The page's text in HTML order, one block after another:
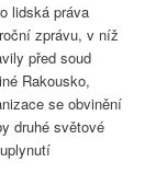
lidská práva
zprávu, v níž
před soud
Rakousko,
se obvinění
druhé světové